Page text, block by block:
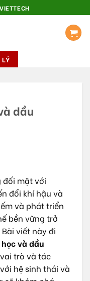
dầu
đối mặt với
đổi khí hậu và
và phát triển
bền vững trở
viết này đi
và dầu
trò và tác
hệ sinh thái và